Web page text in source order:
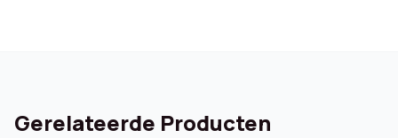
Gerelateerde Producten